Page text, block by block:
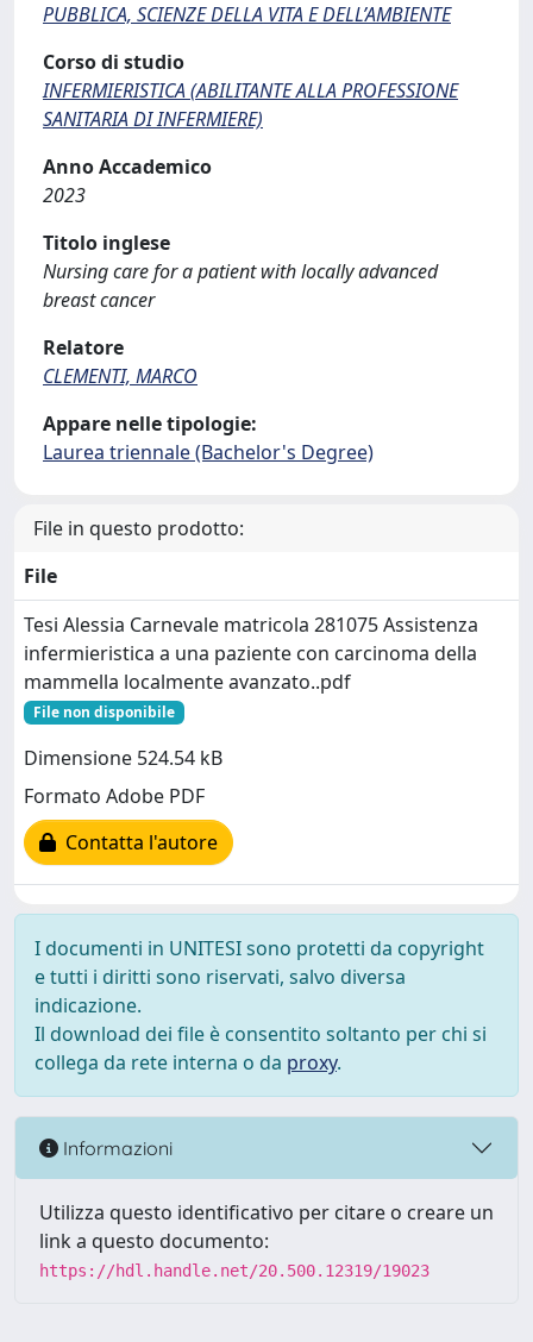
PUBBLICA, SCIENZE DELLA VITA E DELL’AMBIENTE
Corso di studio
INFERMIERISTICA (ABILITANTE ALLA PROFESSIONE
SANITARIA DI INFERMIERE)
Anno Accademico
2023
Titolo inglese
Nursing care for a patient with locally advanced
breast cancer
Relatore
CLEMENTI, MARCO
Appare nelle tipologie:
Laurea triennale (Bachelor's Degree)
File in questo prodotto:
File
Tesi Alessia Carnevale matricola 281075 Assistenza
infermieristica a una paziente con carcinoma della
mammella localmente avanzato..pdf
File non disponibile
Dimensione 524.54 kB
Formato Adobe PDF
Contatta l'autore
I documenti in UNITESI sono protetti da copyright
e tutti i diritti sono riservati, salvo diversa
indicazione.
Il download dei file è consentito soltanto per chi si
collega da rete interna o da proxy.
Informazioni
Utilizza questo identificativo per citare o creare un
link a questo documento:
https://hdl.handle.net/20.500.12319/19023